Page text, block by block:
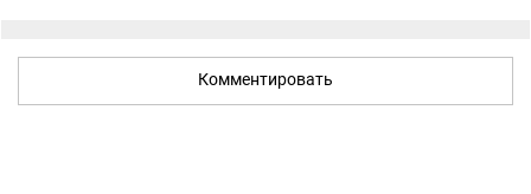
Комментировать